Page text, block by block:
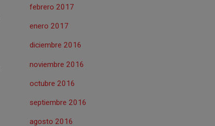
febrero 2017
enero 2017
diciembre 2016
noviembre 2016
octubre 2016
septiembre 2016
agosto 2016